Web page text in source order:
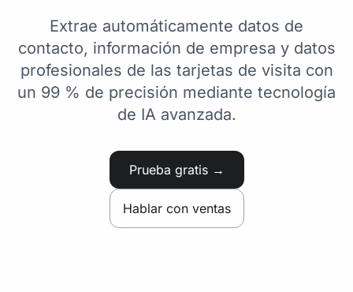
Extrae automáticamente datos de
contacto, información de empresa y datos
profesionales de las tarjetas de visita con
un 99 % de precisión mediante tecnología
de IA avanzada.
Prueba gratis →
Hablar con ventas